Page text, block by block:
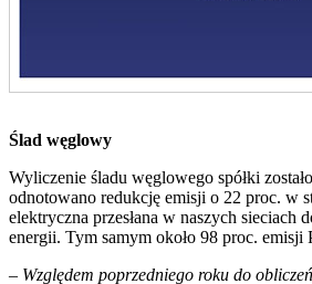
Ślad węglowy
Wyliczenie śladu węglowego spółki
odnotowano redukcję emisji o 22 proc. w
elektryczna przesłana w naszych
energii. Tym samym około 98 proc.
– Względem poprzedniego roku do